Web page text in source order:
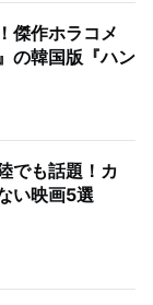
傑作ホラコメ
の韓国版『ハン
でも話題！カ
い映画5選